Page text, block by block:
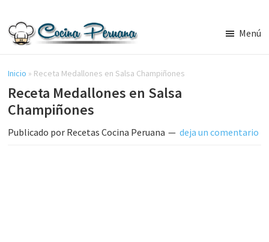
contenido
lateral
principal
Cocina
Peruana,
Recetas
de
Comida
Peruana
Menú
Inicio » Receta Medallones en Salsa Champiñones
Receta Medallones en Salsa
Champiñones
Publicado por Recetas Cocina Peruana deja un comentario